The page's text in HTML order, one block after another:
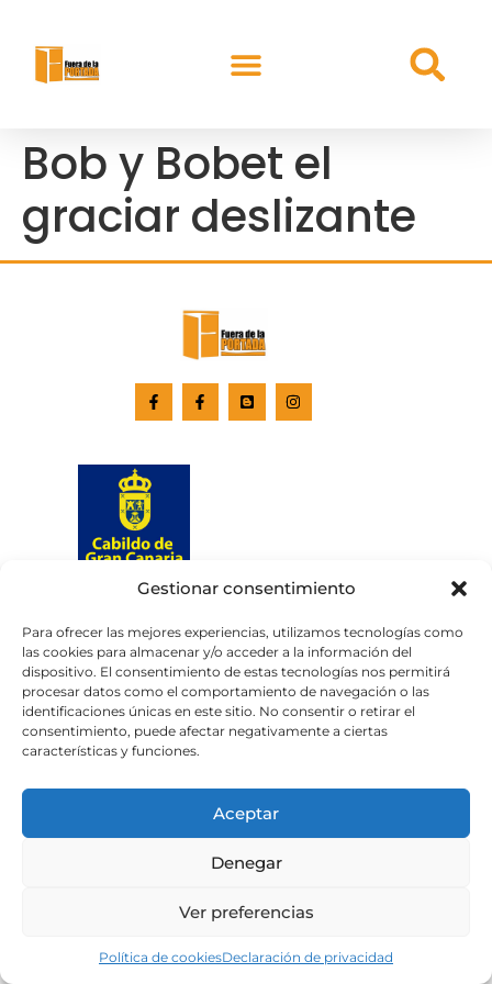
Gestionar consentimiento
Para ofrecer las mejores experiencias, utilizamos tecnologías como
las cookies para almacenar y/o acceder a la información del
dispositivo. El consentimiento de estas tecnologías nos permitirá
procesar datos como el comportamiento de navegación o las
identificaciones únicas en este sitio. No consentir o retirar el
consentimiento, puede afectar negativamente a ciertas
características y funciones.
Aceptar
Denegar
Ver preferencias
Política de cookiesDeclaración de privacidad
Bob y Bobet el
graciar deslizante
Aviso legalPolítica de privacidad
Política de cookies
Portal de transparencia